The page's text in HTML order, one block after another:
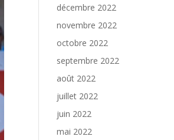
décembre 2022
novembre 2022
octobre 2022
septembre 2022
août 2022
juillet 2022
juin 2022
mai 2022